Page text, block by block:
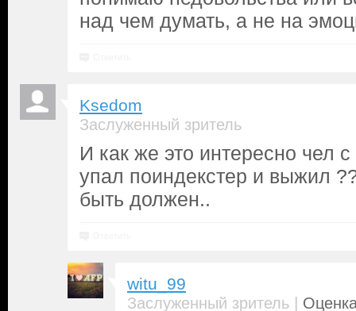
над чем думать, а не на
Ksedom
Заслуженный зритель
И как же это интересно чел
упал поиндекстер и выжил
быть должен..
witu_99
Заслуженный зритель |